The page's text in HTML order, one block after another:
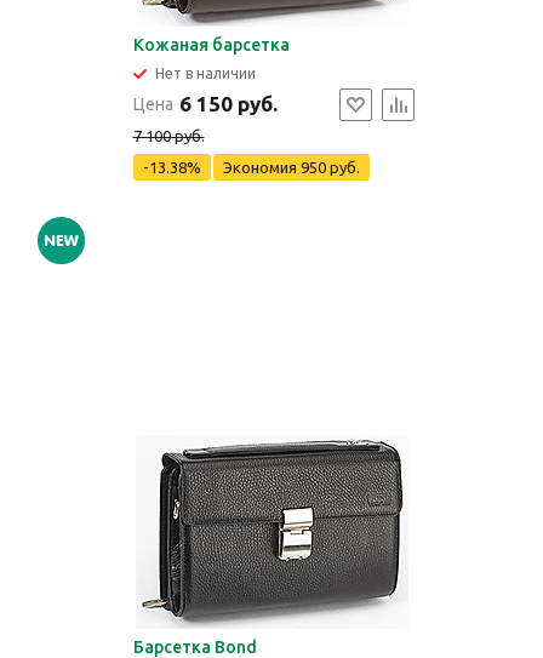
Кожаная барсетка
Нет в наличии
Цена 6 150 руб.
7 100 руб.
-13.38%
Экономия 950 руб.
Барсетка Bond